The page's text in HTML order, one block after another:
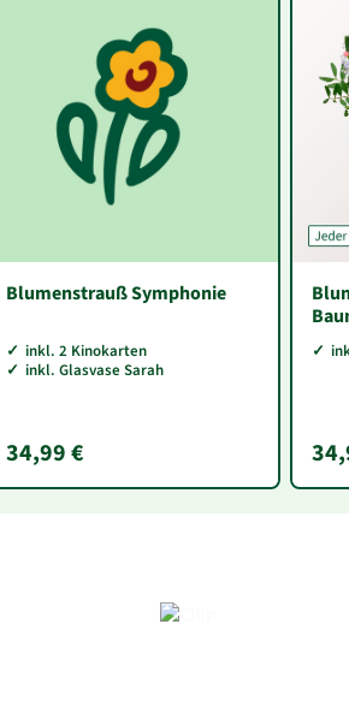
Blumenstrauß Symphonie
inkl. 2 Kinokarten
inkl. Glasvase Sarah
34,99 €